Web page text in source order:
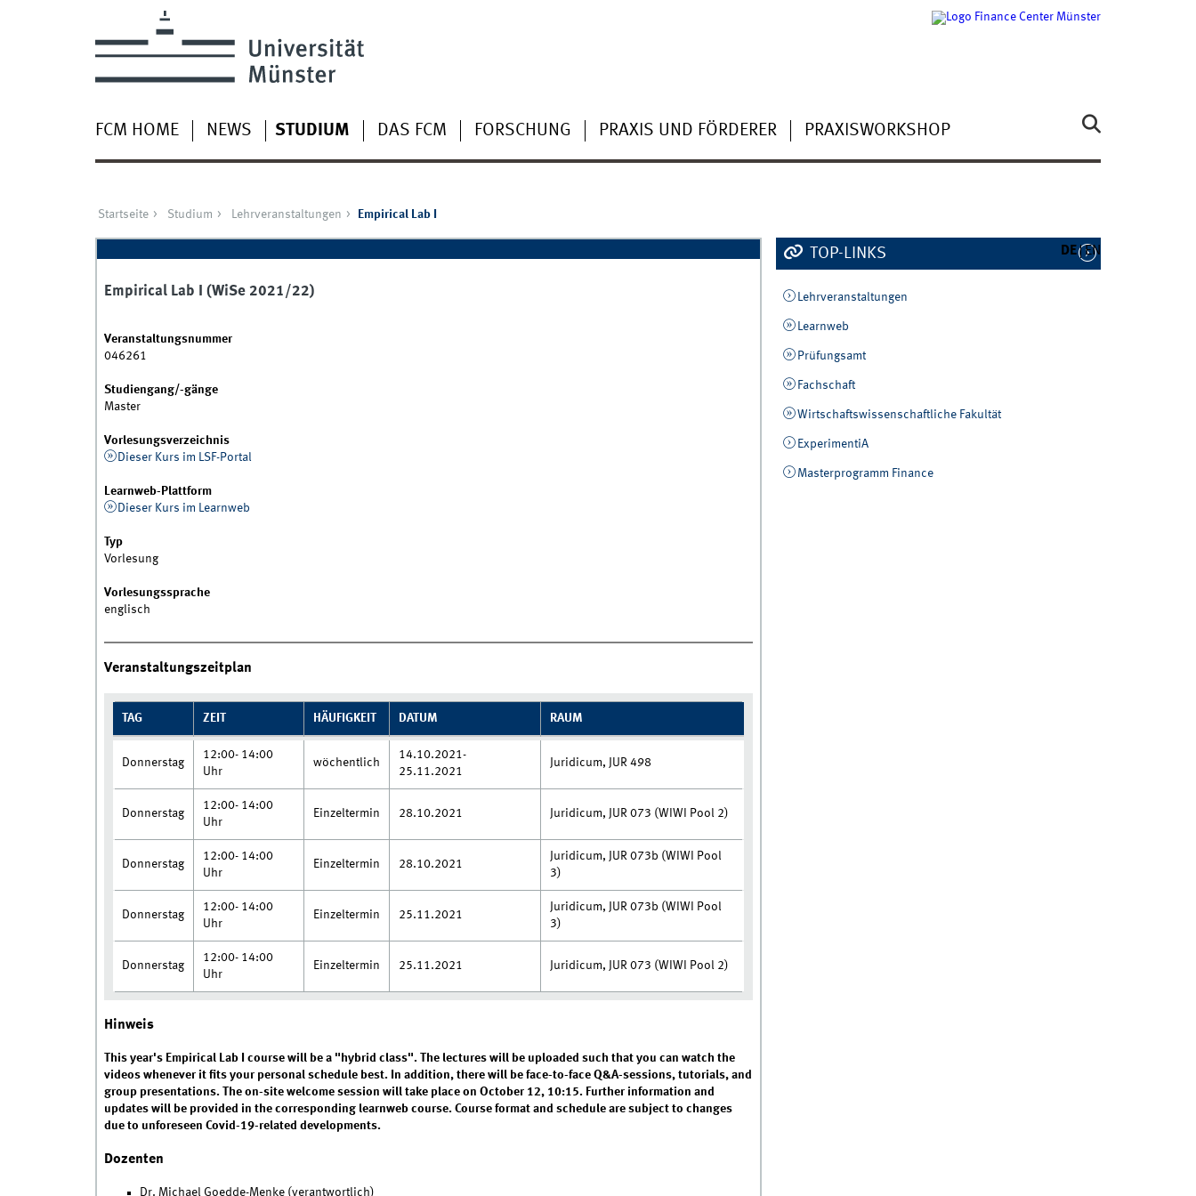
FCM HOME NEWS STUDIUM DAS FCM FORSCHUNG PRAXIS UND FÖRDERER PRAXISWORKSHOP
DE EN
Startseite Studium Lehrveranstaltungen Empirical Lab I
Empirical Lab I (WiSe 2021/22)
Veranstaltungsnummer
046261
Studiengang/-gänge
Master
Vorlesungsverzeichnis
Dieser Kurs im LSF-Portal
Learnweb-Plattform
Dieser Kurs im Learnweb
Typ
Vorlesung
Vorlesungssprache
englisch
Veranstaltungszeitplan
TAG ZEIT HÄUFIGKEIT DATUM RAUM
Donnerstag
12:00- 14:00
Uhr
wöchentlich
14.10.2021-
25.11.2021
Juridicum, JUR 498
Donnerstag
12:00- 14:00
Uhr
Einzeltermin 28.10.2021 Juridicum, JUR 073 (WIWI Pool 2)
Donnerstag
12:00- 14:00
Uhr
Einzeltermin 28.10.2021
Juridicum, JUR 073b (WIWI Pool
3)
Donnerstag
12:00- 14:00
Uhr
Einzeltermin 25.11.2021
Juridicum, JUR 073b (WIWI Pool
3)
Donnerstag
12:00- 14:00
Uhr
Einzeltermin 25.11.2021 Juridicum, JUR 073 (WIWI Pool 2)
Hinweis
This year's Empirical Lab I course will be a "hybrid class". The lectures will be uploaded such that you can watch the
videos whenever it fits your personal schedule best. In addition, there will be face-to-face Q&A-sessions, tutorials, and
group presentations. The on-site welcome session will take place on October 12, 10:15. Further information and
updates will be provided in the corresponding learnweb course. Course format and schedule are subject to changes
due to unforeseen Covid-19-related developments.
Dozenten
Dr. Michael Goedde-Menke (verantwortlich)
TOP-LINKS
Lehrveranstaltungen
Learnweb
Prüfungsamt
Fachschaft
Wirtschaftswissenschaftliche Fakultät
ExperimentiA
Masterprogramm Finance